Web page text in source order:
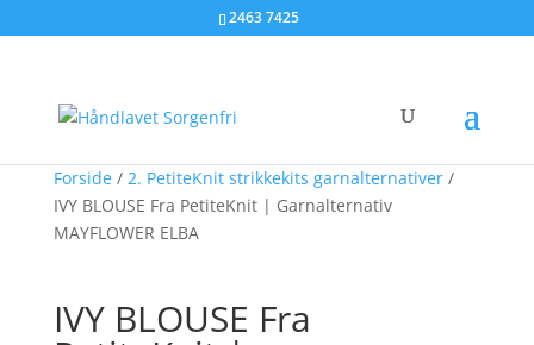
2463 7425
Forside/ 2. PetiteKnit strikkekits garnalternativer/
IVY BLOUSE Fra PetiteKnit | Garnalternativ
MAYFLOWER ELBA
IVY BLOUSE Fra